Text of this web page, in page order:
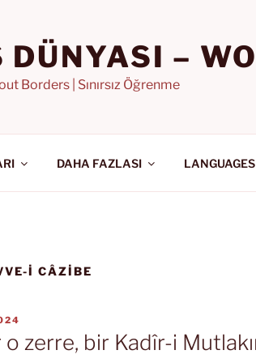
DÜNYASI –
Borders | Sınırsız Öğrenme
DAHA FAZLASI LANGUAGES
I CÂZIBE
o zerre, bir Kadîr-i